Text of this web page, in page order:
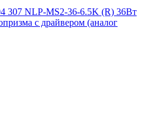
307 NLP-MS2-36-6.5K (R) 36Вт
с драйвером (аналог